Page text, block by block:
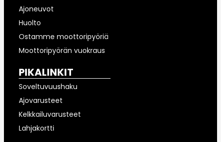
Ajoneuvot
Huolto
Ostamme moottoripyöriä
Moottoripyörän vuokraus
PIKALINKIT
Soveltuvuushaku
Ajovarusteet
Kelkkailuvarusteet
Lahjakortti